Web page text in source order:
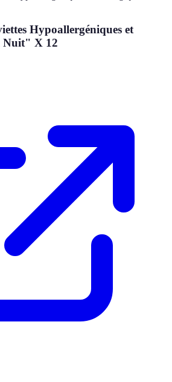
Hypoallergéniques et
Nuit" X 12